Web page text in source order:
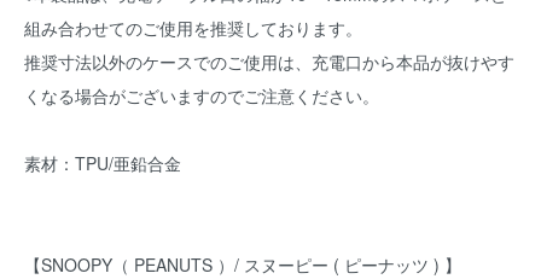
組み合わせてのご使用を推奨しております。
推奨寸法以外のケースでのご使用は、充電口から本品が抜けやす
くなる場合がございますのでご注意ください。
素材：TPU/亜鉛合金
【SNOOPY（ PEANUTS ）/ スヌーピー ( ピーナッツ ) 】